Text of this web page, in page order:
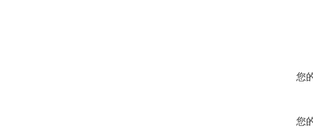
您
您